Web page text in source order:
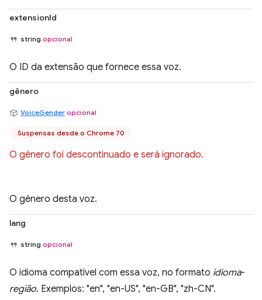
extensionId
string opcional
O ID da extensão que fornece essa voz.
gênero
VoiceGender opcional
Suspensas desde o Chrome 70
O gênero foi descontinuado e será ignorado.
O gênero desta voz.
lang
string opcional
O idioma compatível com essa voz, no formato idioma-
região. Exemplos: "en", "en-US", "en-GB", "zh-CN".